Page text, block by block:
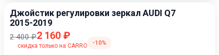
Джойстик регулировки зеркал AUDI Q7
2015-2019
2 400 ₽2 160 ₽
скидка только на CARRO -10%